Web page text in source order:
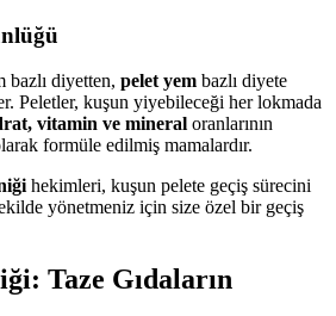
bazlı diyetten, pelet yem bazlı diyete
Peletler, kuşun yiyebileceği her lokmada
vitamin ve mineral oranlarının
formüle edilmiş mamalardır.
hekimleri, kuşun pelete geçiş sürecini
yönetmeniz için size özel bir geçiş
Taze Gıdaların